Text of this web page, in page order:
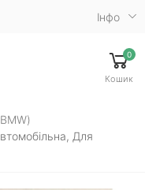
Iнфо
0
Кошик
Для